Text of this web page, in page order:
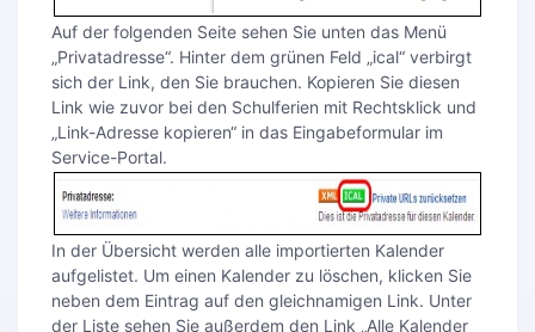
Auf der folgenden Seite sehen Sie unten das Menü
„Privatadresse“. Hinter dem grünen Feld „ical“ verbirgt
sich der Link, den Sie brauchen. Kopieren Sie diesen
Link wie zuvor bei den Schulferien mit Rechtsklick und
„Link-Adresse kopieren“ in das Eingabeformular im
Service-Portal.
In der Übersicht werden alle importierten Kalender
aufgelistet. Um einen Kalender zu löschen, klicken Sie
neben dem Eintrag auf den gleichnamigen Link. Unter
der Liste sehen Sie außerdem den Link „Alle Kalender